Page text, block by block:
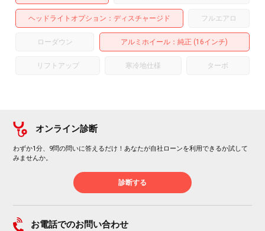
ヘッドライトオプション ディスチャージド フルエアロ
ローダウン アルミホイール ：純正 (16インチ)
リフトアップ 寒冷地仕様 ターボ
オンライン診断
わずか1分、9問の問いに答えるだけ！あなたが自社ローンを利用できるか試して
みませんか。
診断する
お電話でのお問い合わせ